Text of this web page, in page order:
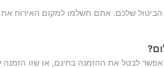
הביטול שלכם. אתם תשלמו למקום האירוח את
לבטל את ההזמנה בחינם, או שזו